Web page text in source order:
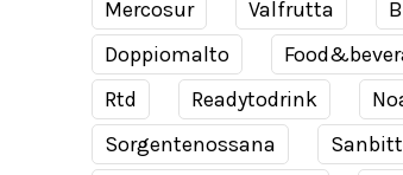
Mercosur
Valfrutta
Doppiomalto
Rtd
Readytodrink
Sorgentenossana